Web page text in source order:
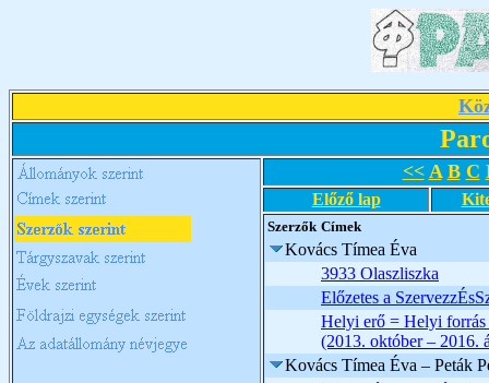
<< A B C
Előző lap
Szerzők Címek
Kovács Tímea Éva
3933 Olaszliszka
Előzetes a
Helyi erő = Helyi forrás
(2013. október – 2016.
Kovács Tímea Éva – Peták